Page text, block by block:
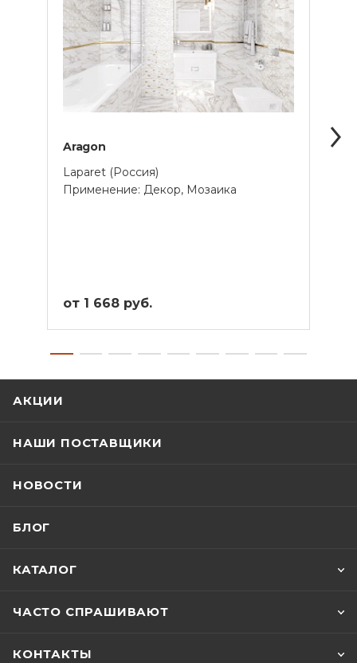
Aragon
Laparet (Россия)
Применение: Декор, Мозаика
от 1 668 руб.
Aria
АКЦИИ
НАШИ ПОСТАВЩИКИ
НОВОСТИ
БЛОГ
КАТАЛОГ
ЧАСТО СПРАШИВАЮТ
КОНТАКТЫ